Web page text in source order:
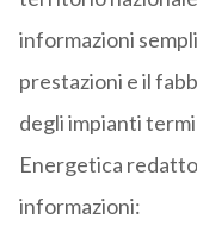
informazioni
prestazioni e il
degli impianti
Energetica
informazioni: